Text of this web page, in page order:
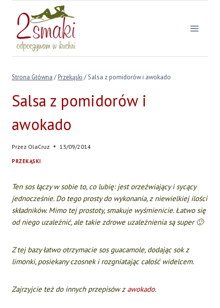
Strona Główna / Przekąski /Salsa z pomidorów i awokado
Salsa z pomidorów i
awokado
Przez OlaCruz 13/09/2014
PRZEKĄSKI
Ten sos łączy w sobie to, co lubię: jest orzeźwiający i sycący
jednocześnie. Do tego prosty do wykonania, z niewielkiej ilości
składników. Mimo tej prostoty, smakuje wyśmienicie. Łatwo się
od niego uzależnić, ale takie zdrowe uzależnienia są super 🙂
Z tej bazy łatwo otrzymacie sos guacamole, dodając sok z
limonki, posiekany czosnek i rozgniatając całość widelcem.
Zajrzyjcie też do innych przepisów z awokado.